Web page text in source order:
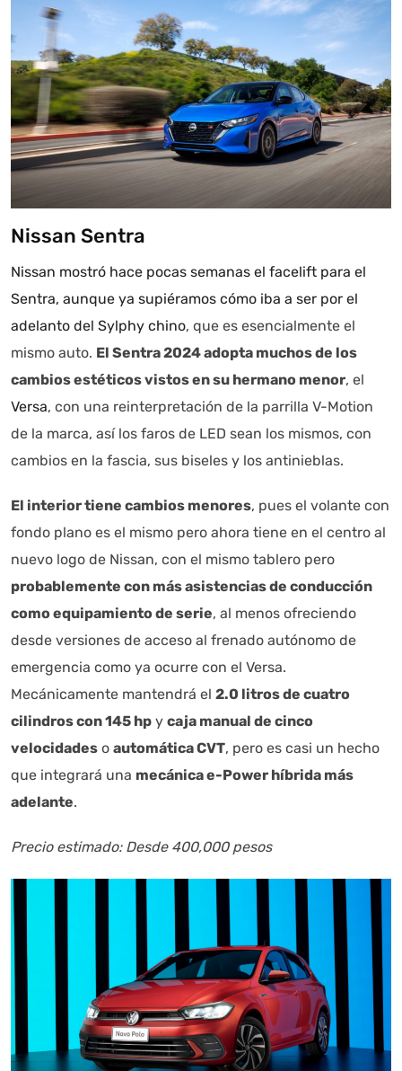
Nissan Sentra
Nissan mostró hace pocas semanas el facelift para el
Sentra, aunque ya supiéramos cómo iba a ser por el
adelanto del Sylphy chino, que es esencialmente el
mismo auto. El Sentra 2024 adopta muchos de los
cambios estéticos vistos en su hermano menor, el
Versa, con una reinterpretación de la parrilla V-Motion
de la marca, así los faros de LED sean los mismos, con
cambios en la fascia, sus biseles y los antinieblas.
El interior tiene cambios menores, pues el volante con
fondo plano es el mismo pero ahora tiene en el centro al
nuevo logo de Nissan, con el mismo tablero pero
probablemente con más asistencias de conducción
como equipamiento de serie, al menos ofreciendo
desde versiones de acceso al frenado autónomo de
emergencia como ya ocurre con el Versa.
Mecánicamente mantendrá el 2.0 litros de cuatro
cilindros con 145 hp y caja manual de cinco
velocidades o automática CVT, pero es casi un hecho
que integrará una mecánica e-Power híbrida más
adelante.
Precio estimado: Desde 400,000 pesos